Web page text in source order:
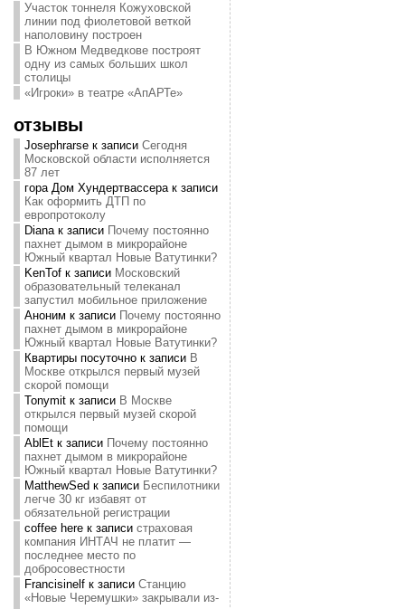
Участок тоннеля Кожуховской
линии под фиолетовой веткой
наполовину построен
В Южном Медведкове построят
одну из самых больших школ
столицы
«Игроки» в театре «АпАРТе»
отзывы
Josephrarseк записи Сегодня
Московской области исполняется
87 лет
гора Дом Хундертвассерак записи
Как оформить ДТП по
европротоколу
Dianaк записи Почему постоянно
пахнет дымом в микрорайоне
Южный квартал Новые Ватутинки?
KenTofк записи Московский
образовательный телеканал
запустил мобильное приложение
Аноним к записи Почему постоянно
пахнет дымом в микрорайоне
Южный квартал Новые Ватутинки?
Квартиры посуточнок записи В
Москве открылся первый музей
скорой помощи
Tonymitк записи В Москве
открылся первый музей скорой
помощи
AblEtк записи Почему постоянно
пахнет дымом в микрорайоне
Южный квартал Новые Ватутинки?
MatthewSed к записи Беспилотники
легче 30 кг избавят от
обязательной регистрации
coffee hereк записи страховая
компания ИНТАЧ не платит —
последнее место по
добросовестности
Francisinelfк записи Станцию
«Новые Черемушки» закрывали из-